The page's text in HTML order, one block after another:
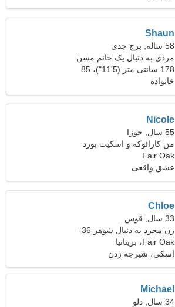
Shaun
58 ساله, برج جدی
مردی به دنبال یک خانم مسن
178 سانتی متر (5'11")، 85
کیلوگرم (187 پوند)
خانواده
Nicole
55 سال, جوزا
من کارائوکه و اسکیت بورد
را ترجیح می دهم
Fair Oak
عشق واقعی
Chloe
33 سال, قوس
زن مجرد به دنبال شوهر 36-
40
Fair Oak، بریتانیا
اسکی، شیرجه زدن
Michael
34 سال, دلو